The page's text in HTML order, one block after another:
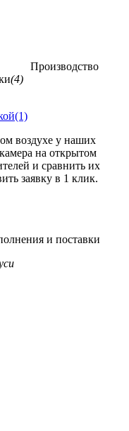
Производство
(4)
(1)
воздухе у наших
на открытом
и сравнить их
заявку в 1 клик.
и поставки